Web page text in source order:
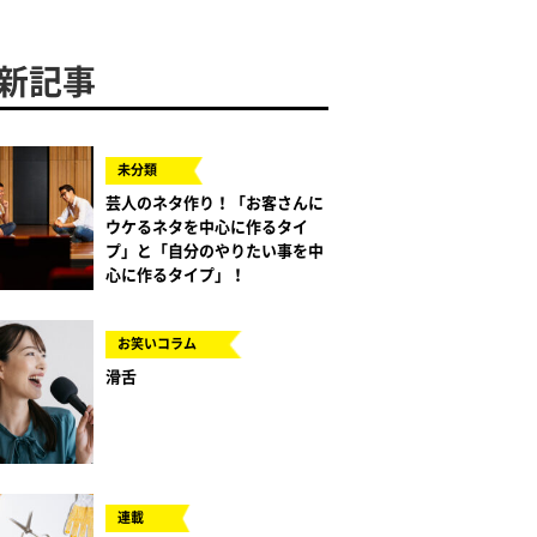
記事
未分類
芸人のネタ作り！「お客さんに
ウケるネタを中心に作るタイ
プ」と「自分のやりたい事を中
心に作るタイプ」！
お笑いコラム
滑舌
連載